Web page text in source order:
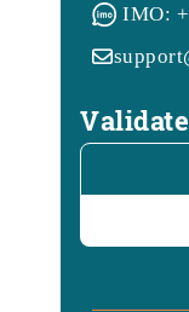
IMO: